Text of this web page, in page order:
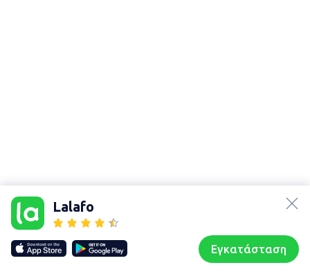
Lalafo
Εγκατάσταση
Our websites
lalafo.kg
lalafo.rs
lalafo.pl
Sitemap
Χάρτης
Συζητήσεις Προφίλ